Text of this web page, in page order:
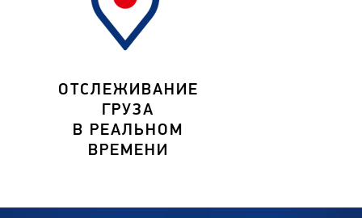
ОТСЛЕЖИВАНИЕ
ГРУЗА
В РЕАЛЬНОМ
ВРЕМЕНИ